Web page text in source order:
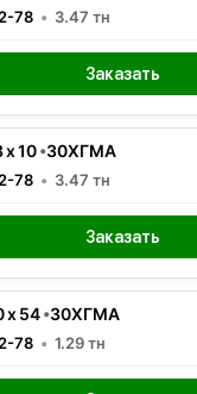
78 3.47 тн
Заказать
x10•30ХГМА
78 3.47 тн
Заказать
x54•30ХГМА
78 1.29тн